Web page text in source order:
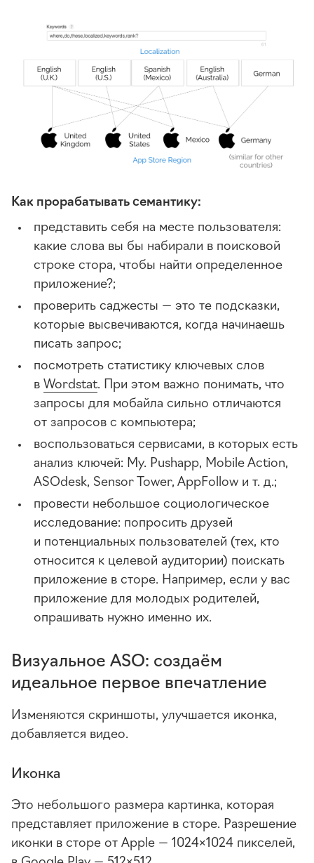
Как прорабатывать семантику:
представить себя на месте пользователя:
какие слова вы бы набирали в поисковой
строке стора, чтобы найти определенное
приложение?;
проверить саджесты — это те подсказки,
которые высвечиваются, когда начинаешь
писать запрос;
посмотреть статистику ключевых слов
вWordstat. При этом важно понимать, что
запросы для мобайла сильно отличаются
от запросов с компьютера;
воспользоваться сервисами, в которых есть
анализ ключей: My. Pushapp, Mobile Action,
ASOdesk, Sensor Tower, AppFollow и т. д.;
провести небольшое социологическое
исследование: попросить друзей
и потенциальных пользователей (тех, кто
относится к целевой аудитории) поискать
приложение в сторе. Например, если у вас
приложение для молодых родителей,
опрашивать нужно именно их.
Визуальное ASO: создаём
идеальное первое впечатление
Изменяются скриншоты, улучшается иконка,
добавляется видео.
Иконка
Это небольшого размера картинка, которая
представляет приложение в сторе. Разрешение
иконки в сторе от Apple — 1024×1024 пикселей,